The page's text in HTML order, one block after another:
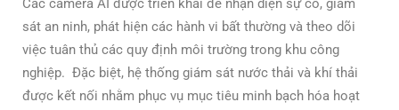
Các camera AI được triển khai để nhận diện sự cố, giám
sát an ninh, phát hiện các hành vi bất thường và theo dõi
việc tuân thủ các quy định môi trường trong khu công
nghiệp. Đặc biệt, hệ thống giám sát nước thải và khí thải
được kết nối nhằm phục vụ mục tiêu minh bạch hóa hoạt